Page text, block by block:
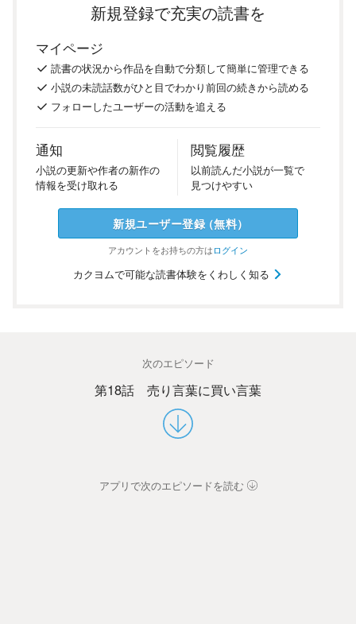
新規登録で充実の読書を
マイページ
読書の状況から作品を自動で分類して簡単に管理できる
小説の未読話数がひと目でわかり前回の続きから読める
フォローしたユーザーの活動を追える
通知
小説の更新や作者の新作の
情報を受け取れる
閲覧履歴
以前読んだ小説が一覧で
見つけやすい
新規ユーザー登録（無料）
アカウントをお持ちの方はログイン
カクヨムで可能な読書体験をくわしく知る
次のエピソード
第18話 売り言葉に買い言葉
アプリで次のエピソードを読む